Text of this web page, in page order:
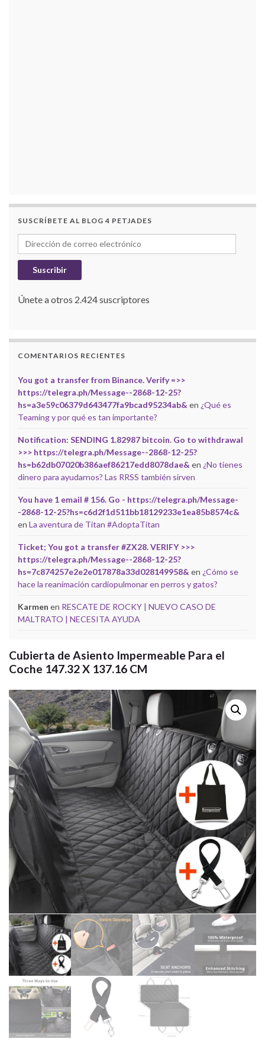
SUSCRÍBETE AL BLOG 4 PETJADES
Dirección de correo electrónico
Suscribir
Únete a otros 2.424 suscriptores
COMENTARIOS RECIENTES
You got a transfer from Binance. Verify =>>
https://telegra.ph/Message--2868-12-25?
hs=a3e59c06379d643477fa9bcad95234ab& en ¿Qué es
Teaming y por qué es tan importante?
Notification: SENDING 1.82987 bitcoin. Go to withdrawal
>>> https://telegra.ph/Message--2868-12-25?
hs=b62db07020b386aef86217edd8078dae& en ¿No tienes
dinero para ayudarnos? Las RRSS también sirven
You have 1 email # 156. Go - https://telegra.ph/Message-
-2868-12-25?hs=c6d2f1d511bb18129233e1ea85b8574c&
en La aventura de Titan #AdoptaTitan
Ticket; You got a transfer #ZX28. VERIFY >>>
https://telegra.ph/Message--2868-12-25?
hs=7c874257e2e2e017878a33d028149958& en ¿Cómo se
hace la reanimación cardiopulmonar en perros y gatos?
Karmen en RESCATE DE ROCKY | NUEVO CASO DE
MALTRATO | NECESITA AYUDA
Cubierta de Asiento Impermeable Para el
Coche 147.32 X 137.16 CM